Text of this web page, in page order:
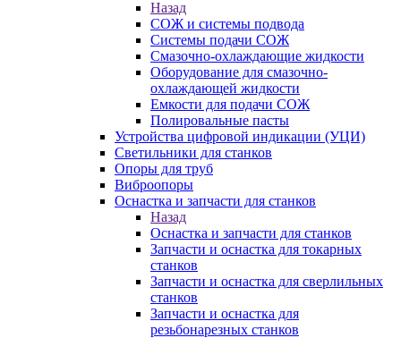
Назад
СОЖ и системы подвода
Системы подачи СОЖ
Смазочно-охлаждающие жидкости
Оборудование для смазочно-
охлаждающей жидкости
Емкости для подачи СОЖ
Полировальные пасты
Устройства цифровой индикации (УЦИ)
Светильники для станков
Опоры для труб
Виброопоры
Оснастка и запчасти для станков
Назад
Оснастка и запчасти для станков
Запчасти и оснастка для токарных
станков
Запчасти и оснастка для сверлильных
станков
Запчасти и оснастка для
резьбонарезных станков